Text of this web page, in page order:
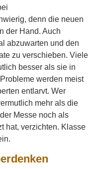
denn die neuen
der Hand. Auch
abzuwarten und den
zu verschieben. Viele
besser als sie in
werden meist
entlarvt. Wer
mehr als die
Messe noch als
hat, verzichten. Klasse